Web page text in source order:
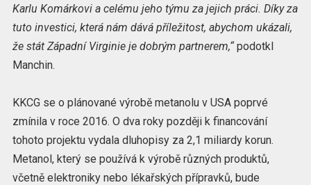
Karlu Komárkovi a celému jeho týmu za jejich práci. Díky za
tuto investici, která nám dává příležitost, abychom ukázali,
že stát Západní Virginie je dobrým partnerem,“podotkl
Manchin.
KKCG se o plánované výrobě metanolu v USA poprvé
zmínila v roce 2016. O dva roky později k financování
tohoto projektu vydala dluhopisy za 2,1 miliardy korun.
Metanol, který se používá k výrobě různých produktů,
včetně elektroniky nebo lékařských přípravků, bude